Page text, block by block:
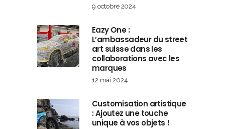
9 octobre 2024
Eazy One :
L’ambassadeur du street
art suisse dans les
collaborations avec les
marques
12 mai 2024
Customisation artistique
: Ajoutez une touche
unique à vos objets !